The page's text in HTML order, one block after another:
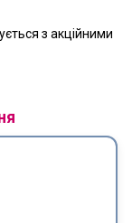
з акційними